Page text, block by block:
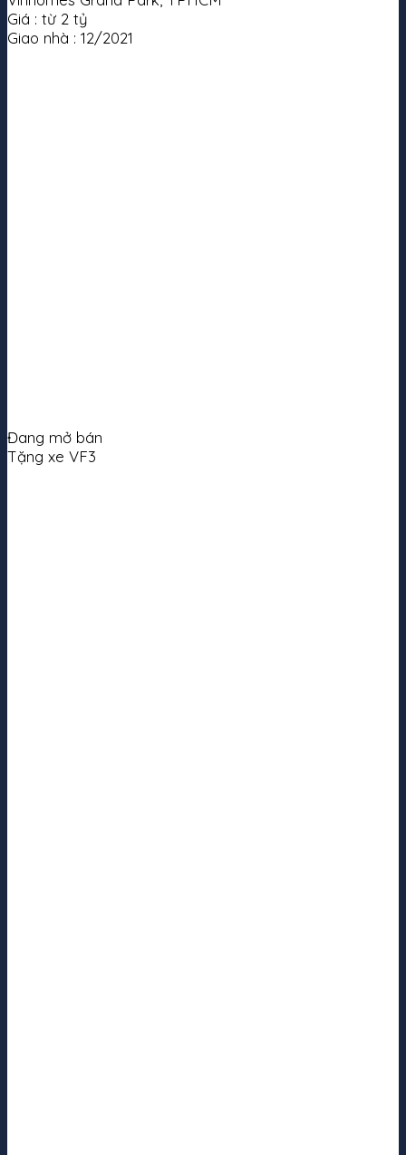
Giá : từ 2 tỷ
Giao nhà : 12/2021
Đang mở bán
Tặng xe VF3